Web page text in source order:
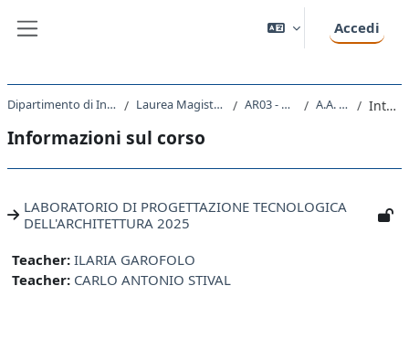
Accedi
Dipartimento di Ingegneria e Architettura Laurea Magistrale Ciclo Unico 5 anni AR03 - ARCHITETTURA A.A. 2024 - 2025 Introduzione
Informazioni sul corso
LABORATORIO DI PROGETTAZIONE TECNOLOGICA
DELL'ARCHITETTURA 2025
Teacher: ILARIA GAROFOLO
Teacher: CARLO ANTONIO STIVAL